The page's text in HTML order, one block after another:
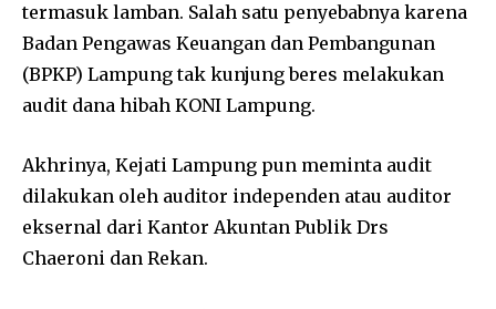
termasuk lamban. Salah satu penyebabnya karena
Badan Pengawas Keuangan dan Pembangunan
(BPKP) Lampung tak kunjung beres melakukan
audit dana hibah KONI Lampung.
Akhrinya, Kejati Lampung pun meminta audit
dilakukan oleh auditor independen atau auditor
eksernal dari Kantor Akuntan Publik Drs
Chaeroni dan Rekan.